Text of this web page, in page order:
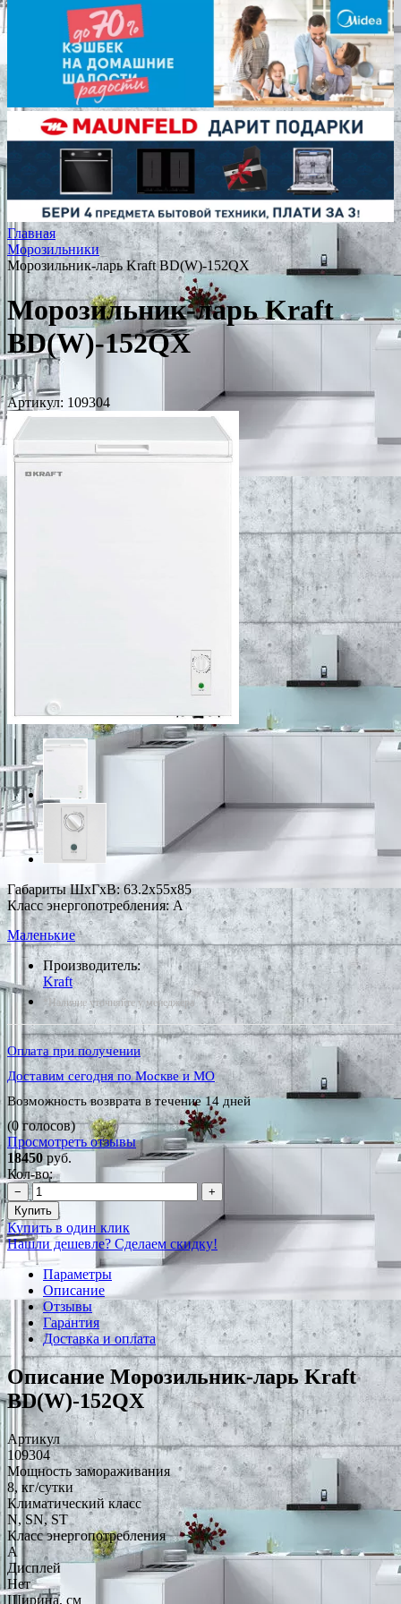
Главная
Морозильники
Морозильник-ларь Kraft BD(W)-152QX
Морозильник-ларь Kraft
BD(W)-152QX
Артикул: 109304
Габариты ШxГxВ: 63.2x55x85
Класс энергопотребления: A
Маленькие
Производитель:
Kraft
*Наличие уточняйте у менеджера
Оплата при получении
Доставим сегодня по Москве и МО
Возможность возврата в течение 14 дней
(0 голосов)
Просмотреть отзывы
18450 руб.
Кол-во:
−
+
Купить
Купить в один клик
Нашли дешевле? Сделаем скидку!
Параметры
Описание
Отзывы
Гарантия
Доставка и оплата
Описание Морозильник-ларь Kraft
BD(W)-152QX
Артикул
109304
Мощность замораживания
8, кг/сутки
Климатический класс
N, SN, ST
Класс энергопотребления
A
Дисплей
Нет
Ширина, см